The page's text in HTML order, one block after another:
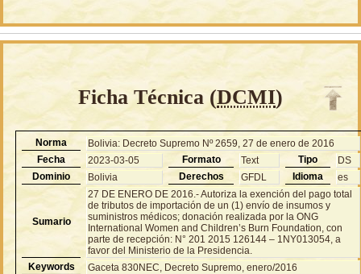
Ficha Técnica (DCMI)
Norma
Bolivia: Decreto Supremo Nº 2659, 27 de enero de 2016
Fecha
2023-03-05 Formato Text Tipo
DS
Dominio
Bolivia Derechos GFDL Idioma es
Sumario
27 DE ENERO DE 2016.- Autoriza la exención del pago total
de tributos de importación de un (1) envío de insumos y
suministros médicos; donación realizada por la ONG
International Women and Children’s Burn Foundation, con
parte de recepción: N° 201 2015 126144 – 1NY013054, a
favor del Ministerio de la Presidencia.
Keywords
Gaceta 830NEC, Decreto Supremo, enero/2016